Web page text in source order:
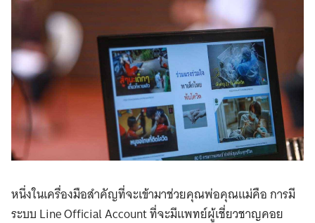
หนึ่งในเครื่องมือสำคัญที่จะเข้ามาช่วยคุณพ่อคุณแม่คือ การมี
ระบบ Line Official Account ที่จะมีแพทย์ผู้เชี่ยวชาญคอย